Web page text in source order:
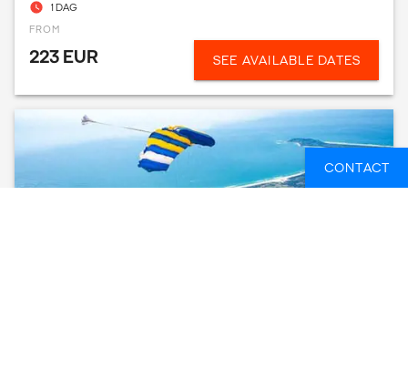
1 DAG
FROM
223 EUR SEE AVAILABLE DATES
CONTACT